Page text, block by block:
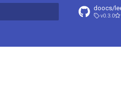
doocs/
v0.3.0